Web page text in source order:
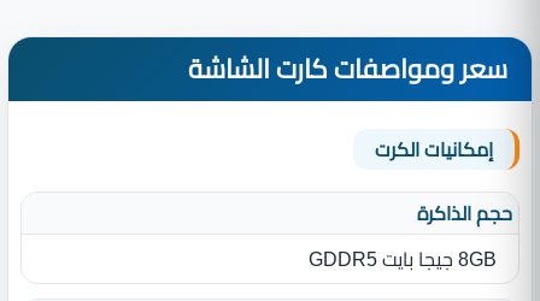
سعر ومواصفات كارت الشاشة
إمكانيات الكرت
حجم الذاكرة
8GB جيجا بايت GDDR5